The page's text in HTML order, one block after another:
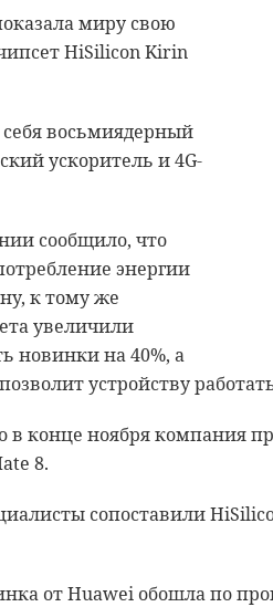
миру свою
HiSilicon Kirin
восьмиядерный
ускоритель и 4G-
сообщило, что
энергии
к тому же
увеличили
новинки на 40%, а
устройству
в конце ноября компания
8.
сопоставили
от Huawei обошла по